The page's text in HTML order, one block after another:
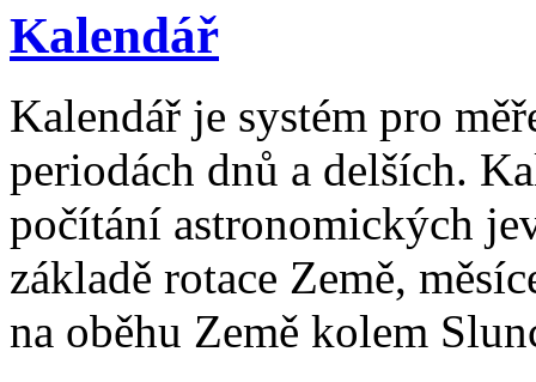
Kalendář
Kalendář je systém pro
periodách dnů a delších.
počítání astronomických
základě rotace Země,
na oběhu Země kolem